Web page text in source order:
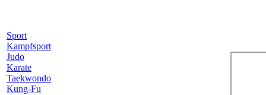
Sport
Kampfsport
Judo
Karate
Taekwondo
Kung-Fu